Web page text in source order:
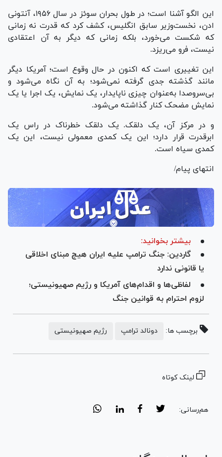
این الگو آشنا است؛ در طول بحران سوئز در سال ۱۹۵۶، آنتونی
ادن، نخست‌وزیر سابق انگلیس، کشف کرد که قدرت نه زمانی
که شکست می‌خورد، بلکه زمانی که دیگر به آن اعتقادی
نیست، فرو می‌ریزد.
این تغییری است که اکنون در حال وقوع است؛ آمریکا دیگر
مانند گذشته جدی گرفته نمی‌شود؛ به آن نگاه می‌شود و
بی‌سروصدا به‌عنوان چیزی ناپایدار، یک نمایش، یک اجرا یا یک
نمایش مضحک کنار گذاشته می‌شود.
و در مرکز آن، یک دلقک. یک دلقک خطرناک در راس یک
ابرقدرت قرار دارد؛ این یک کمدی معمولی نیست، این یک
کمدی سیاه است.
انتهای پیام/
بیشتر بخوانید:
گاردین: جنگ ترامپ علیه ایران هیچ مبنای اخلاقی
یا قانونی ندارد
لفاظی‌ها و اقدام‌های آمریکا و رژیم صهیونیستی؛
لزوم احترام به قوانین جنگ
برچسب ها: دونالد ترامپ رژیم صهیونیستی
لینک کوتاه
هم‌رسانی: